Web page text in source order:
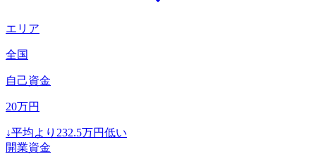
エリア
全国
自己資金
20万円
↓平均より 232.5万円低い
開業資金